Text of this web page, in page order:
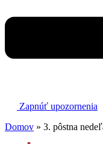
Zapnúť upozornenia
Domov » 3. pôstna